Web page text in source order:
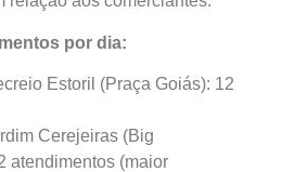
por dia:
Estoril (Praça Goiás): 12
Cerejeiras (Big
atendimentos (maior